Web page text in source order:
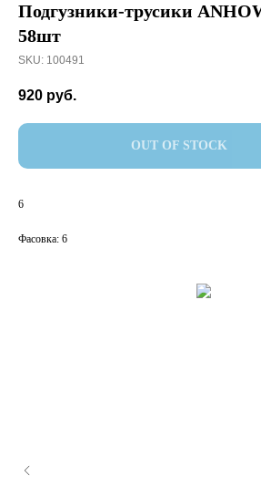
Подгузники-трусики
58шт
SKU: 100491
920 руб.
OUT OF STOCK
6
Фасовка: 6